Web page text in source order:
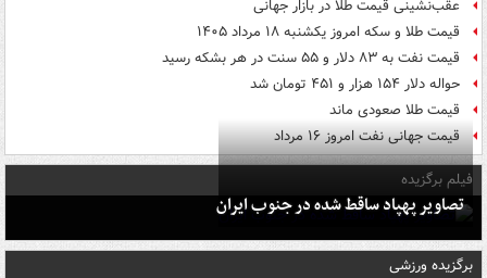
عقب‌نشینی قیمت طلا در بازار جهانی
قیمت طلا و سکه امروز یکشنبه ۱۸ مرداد ۱۴۰۵
قیمت نفت به ۸۳ دلار و ۵۵ سنت در هر بشکه رسید
حواله دلار ۱۵۴ هزار و ۴۵۱ تومان شد
قیمت طلا صعودی ماند
قیمت جهانی نفت امروز ۱۶ مرداد
فیلم برگزیده
تصاویر پهپاد ساقط شده در جنوب ایران
برگزیده ورزشی